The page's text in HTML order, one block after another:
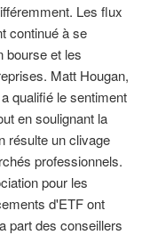
Les flux
continué à se
bourse et les
Matt Hougan,
qualifié le sentiment
en soulignant la
résulte un clivage
professionnels.
pour les
d'ETF ont
part des conseillers